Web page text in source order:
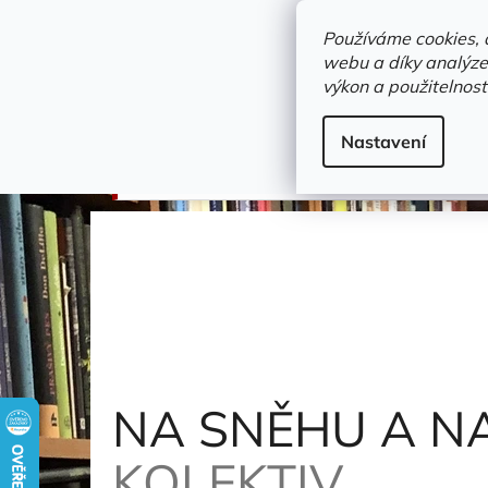
Používáme
webu a díky
výkon a
Nastavení
Novinky Trvalky a
Zouzal Jaroslav a kolektiv
NA SNĚHU A